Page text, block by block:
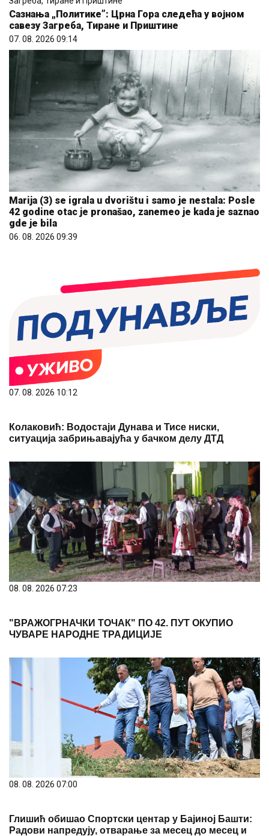
Сазнања „Политике”: Црна Гора следећа у војном
савезу Загреба, Тиране и Приштине
07. 08. 2026 09:14
Marija (3) se igrala u dvorištu i samo je nestala: Posle
42 godine otac je pronašao, zanemeo je kada je saznao
gde je bila
06. 08. 2026 09:39
07. 08. 2026 10:12
Колаковић: Водостаји Дунава и Тисе ниски,
ситуација забрињавајућа у бачком делу ДТД
08. 08. 2026 07:23
"ВРАЖОГРНАЧКИ ТОЧАК" ПО 42. ПУТ ОКУПИО
ЧУВАРЕ НАРОДНЕ ТРАДИЦИЈЕ
08. 08. 2026 07:00
Глишић обишао Спортски центар у Бајиној Башти:
Радови напредују, отварање за месец до месец и